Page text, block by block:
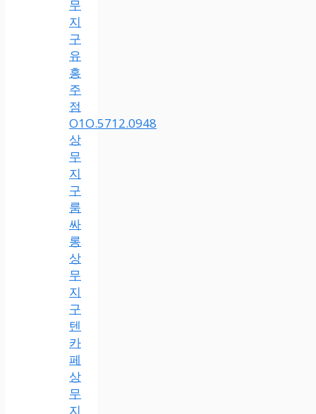
무
지
구
유
흥
주
점
O1O.5712.0948
상
무
지
구
룸
싸
롱
상
무
지
구
텐
카
페
상
무
지